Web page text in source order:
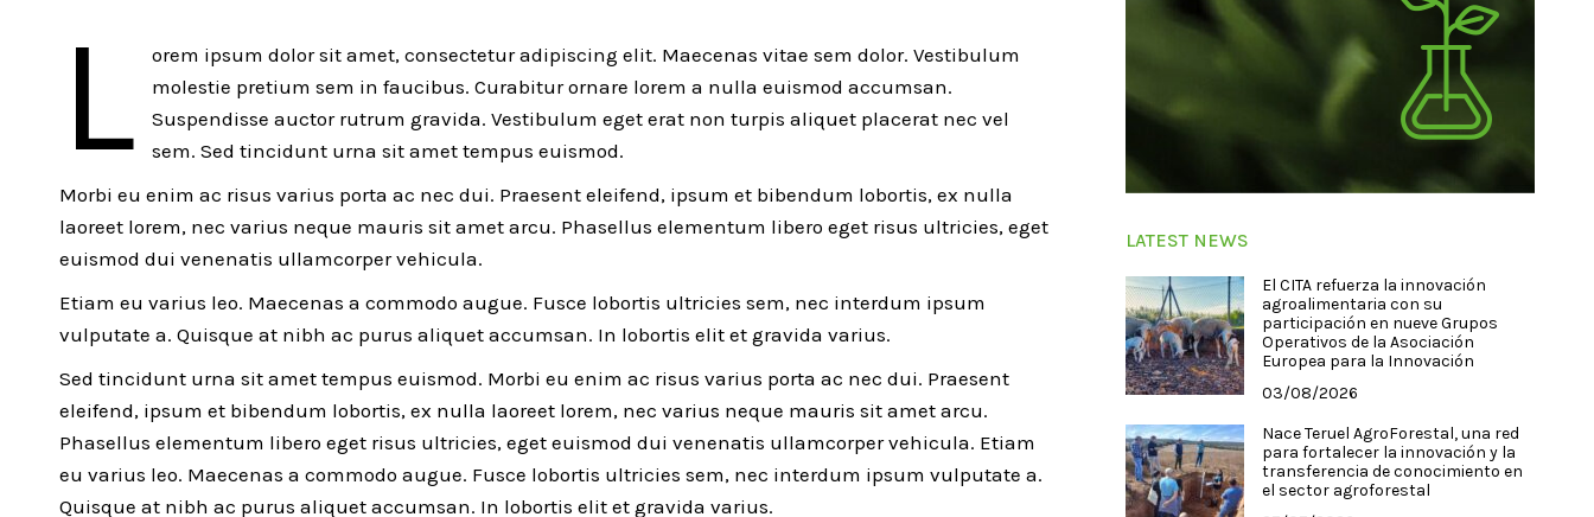
L
orem ipsum dolor sit amet, consectetur adipiscing elit. Maecenas vitae sem dolor. Vestibulum
molestie pretium sem in faucibus. Curabitur ornare lorem a nulla euismod accumsan.
Suspendisse auctor rutrum gravida. Vestibulum eget erat non turpis aliquet placerat nec vel
sem. Sed tincidunt urna sit amet tempus euismod.
Morbi eu enim ac risus varius porta ac nec dui. Praesent eleifend, ipsum et bibendum lobortis, ex nulla
laoreet lorem, nec varius neque mauris sit amet arcu. Phasellus elementum libero eget risus ultricies, eget
euismod dui venenatis ullamcorper vehicula.
Etiam eu varius leo. Maecenas a commodo augue. Fusce lobortis ultricies sem, nec interdum ipsum
vulputate a. Quisque at nibh ac purus aliquet accumsan. In lobortis elit et gravida varius.
Sed tincidunt urna sit amet tempus euismod. Morbi eu enim ac risus varius porta ac nec dui. Praesent
eleifend, ipsum et bibendum lobortis, ex nulla laoreet lorem, nec varius neque mauris sit amet arcu.
Phasellus elementum libero eget risus ultricies, eget euismod dui venenatis ullamcorper vehicula. Etiam
eu varius leo. Maecenas a commodo augue. Fusce lobortis ultricies sem, nec interdum ipsum vulputate a.
Quisque at nibh ac purus aliquet accumsan. In lobortis elit et gravida varius.
LATEST NEWS
El CITA refuerza la innovación
agroalimentaria con su
participación en nueve Grupos
Operativos de la Asociación
Europea para la Innovación
03/08/2026
Nace Teruel AgroForestal, una red
para fortalecer la innovación y la
transferencia de conocimiento en
el sector agroforestal